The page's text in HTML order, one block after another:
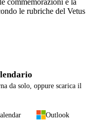
le rubriche del Vetus
da solo, oppure scarica il
Outlook